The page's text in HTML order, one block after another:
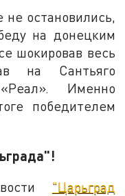
не остановились,
на донецким
шокировав весь
на Сантьяго
Именно
победителем
"Царьград